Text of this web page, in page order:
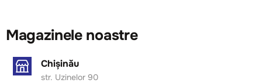
o paletă caldă de culori.
Magazinele noastre
Chișinău
str. Uzinelor 90